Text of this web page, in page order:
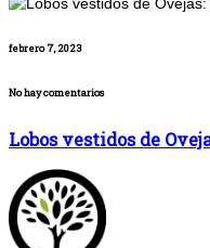
febrero 7, 2023
No hay comentarios
Lobos vestidos de